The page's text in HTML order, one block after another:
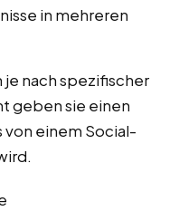
in mehreren
nach spezifischer
geben sie einen
einem Social-